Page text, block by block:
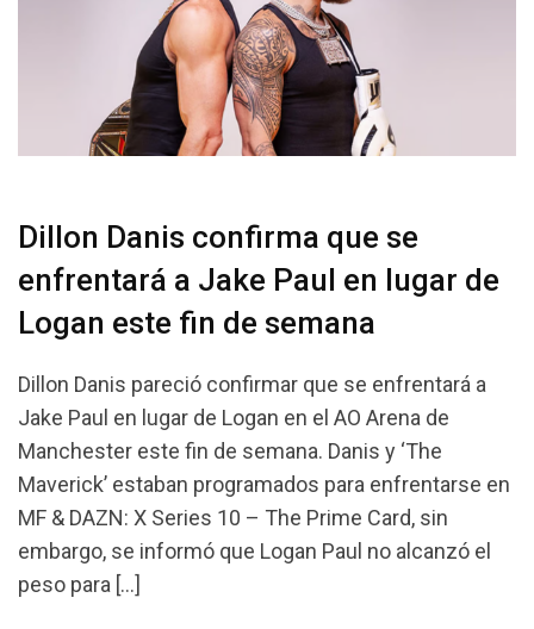
Dillon Danis confirma que se
enfrentará a Jake Paul en lugar de
Logan este fin de semana
Dillon Danis pareció confirmar que se enfrentará a
Jake Paul en lugar de Logan en el AO Arena de
Manchester este fin de semana. Danis y ‘The
Maverick’ estaban programados para enfrentarse en
MF & DAZN: X Series 10 – The Prime Card, sin
embargo, se informó que Logan Paul no alcanzó el
peso para […]